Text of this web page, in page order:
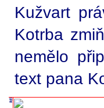
Kužvart
Kotrba
nemělo
text pana